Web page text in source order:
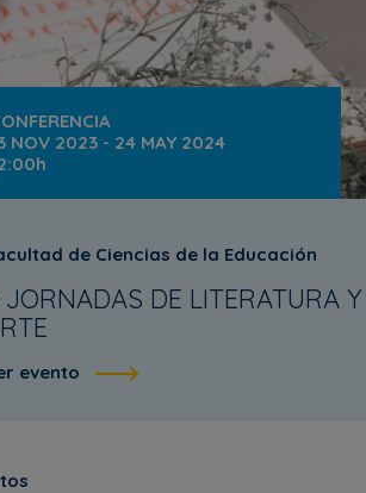
NOV 2023 - 24 MAY 2024
de Ciencias de la Educación
JORNADAS DE LITERATURA Y
evento